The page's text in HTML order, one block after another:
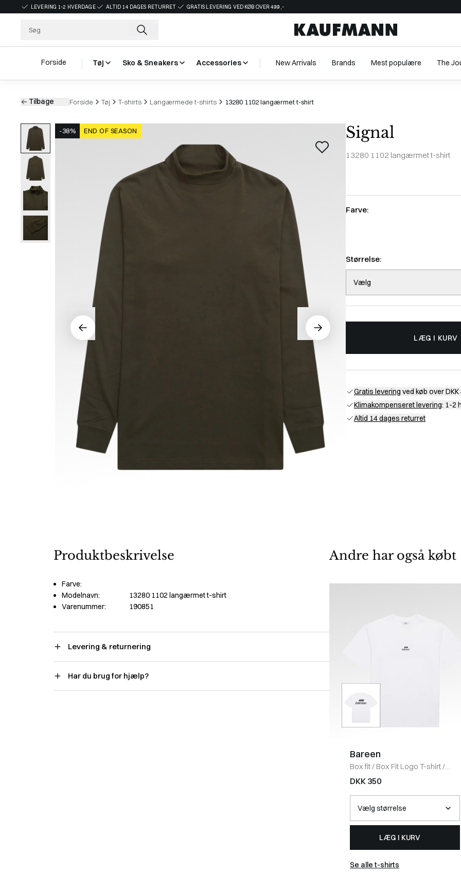
LEVERING 1-2 HVERDAGE ALTID 14 DAGES RETURRET GRATIS LEVERING VED KØB OVER 499,-
Forside Tøj Sko & Sneakers Accessories New Arrivals Brands Mest populære The
Tilbage Forside Tøj T-shirts Langærmede t-shirts 13280 1102 langærmet t-shirt
-38% END OF SEASON Signal
13280 1102 langærmet t-shirt
Farve:
Størrelse:
Vælg
LÆG I KURV
Gratis levering ved køb over DKK
Klimakompenseret levering: 1-2
Altid 14 dages returret
Produktbeskrivelse
Farve:
Modelnavn:
13280 1102 langærmet t-shirt
Varenummer:
190851
Levering & returnering
Har du brug for hjælp?
Andre har også købt
Bareen
Box fit/ Box Fit Logo T-shirt/
WHITE
DKK 350
LÆG I KURV
Se alle t-shirts